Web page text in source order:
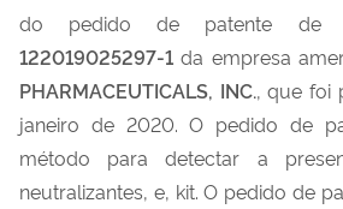
do pedido de patente de
122019025297-1 da empresa
PHARMACEUTICALS, INC., que foi
janeiro de 2020. O pedido de
método para detectar a
neutralizantes, e, kit. O pedido de